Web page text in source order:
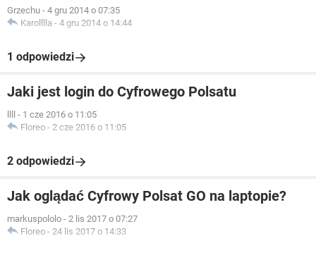
Grzechu - 4 gru 2014 o 07:35
Karolllla - 4 gru 2014 o 14:44
1 odpowiedzi
Jaki jest login do Cyfrowego Polsatu
- 1 cze 2016 o 11:05
Floreo - 2 cze 2016 o 11:05
2 odpowiedzi
Jak oglądać Cyfrowy Polsat GO na laptopie?
markuspololo - 2 lis 2017 o 07:27
Floreo - 24 lis 2017 o 14:33